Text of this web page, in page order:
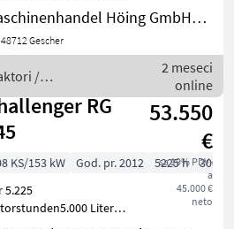
Typ MT 865C
7721
Erstzulassung
/ PS 392/533
Maschinenhandel Höing GmbH&Co.KG
48712 Gescher
/
2 meseci
online
RG
53.550
€
sa 19% PDV-
a
45.000 €
neto
KS/153 kW God. pr. 2012 5225 h
3000
5.225
Liter
m